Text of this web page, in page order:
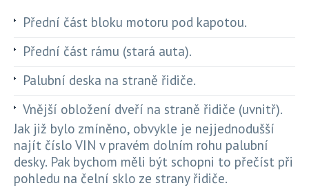
Přední část bloku motoru pod kapotou.
Přední část rámu (stará auta).
Palubní deska na straně řidiče.
Vnější obložení dveří na straně řidiče (uvnitř).
Jak již bylo zmíněno, obvykle je nejjednodušší
najít číslo VIN v pravém dolním rohu palubní
desky. Pak bychom měli být schopni to přečíst při
pohledu na čelní sklo ze strany řidiče.